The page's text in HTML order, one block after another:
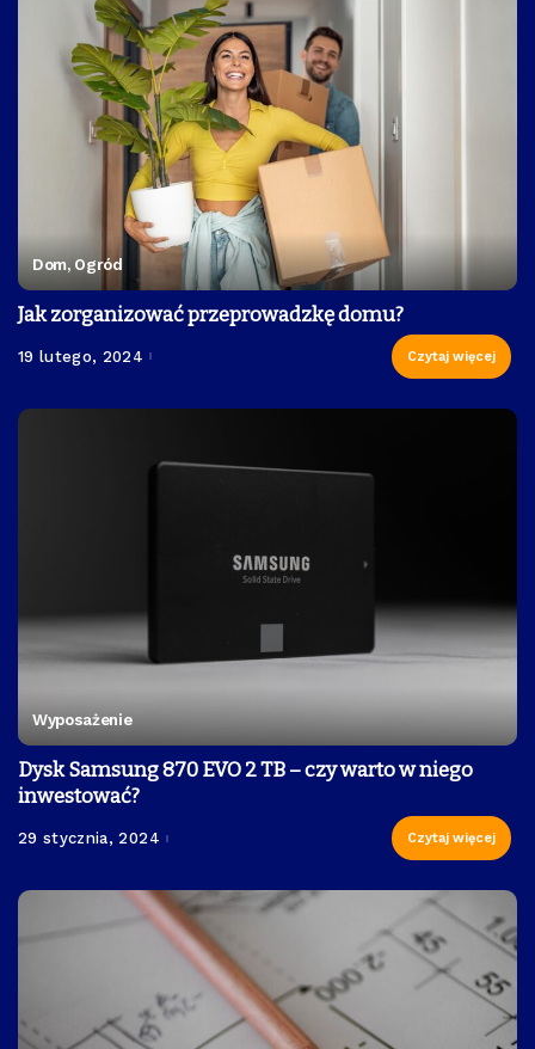
Dom, Ogród
Jak zorganizować przeprowadzkę domu?
19 lutego, 2024 Czytaj więcej
Wyposażenie
Dysk Samsung 870 EVO 2 TB – czy warto w niego
inwestować?
29 stycznia, 2024 Czytaj więcej